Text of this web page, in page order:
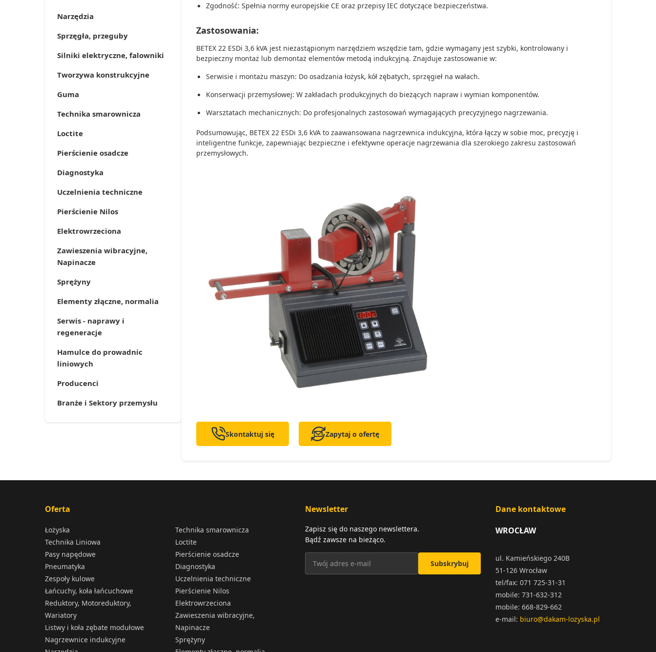
Narzędzia
Sprzęgła, przeguby
Silniki elektryczne, falowniki
Tworzywa konstrukcyjne
Guma
Technika smarownicza
Loctite
Pierścienie osadcze
Diagnostyka
Uczelnienia techniczne
Pierścienie Nilos
Elektrowrzeciona
Zawieszenia wibracyjne,
Napinacze
Sprężyny
Elementy złączne, normalia
Serwis - naprawy i
regeneracje
Hamulce do prowadnic
liniowych
Producenci
Branże i Sektory przemysłu
Zgodność: Spełnia normy europejskie CE oraz przepisy IEC dotyczące bezpieczeństwa.
Zastosowania:
BETEX 22 ESDi 3,6 kVA jest niezastąpionym narzędziem wszędzie tam, gdzie wymagany jest szybki, kontrolowany i
bezpieczny montaż lub demontaż elementów metodą indukcyjną. Znajduje zastosowanie w:
Serwisie i montażu maszyn: Do osadzania łożysk, kół zębatych, sprzęgieł na wałach.
Konserwacji przemysłowej: W zakładach produkcyjnych do bieżących napraw i wymian komponentów.
Warsztatach mechanicznych: Do profesjonalnych zastosowań wymagających precyzyjnego nagrzewania.
Podsumowując, BETEX 22 ESDi 3,6 kVA to zaawansowana nagrzewnica indukcyjna, która łączy w sobie moc, precyzję i
inteligentne funkcje, zapewniając bezpieczne i efektywne operacje nagrzewania dla szerokiego zakresu zastosowań
przemysłowych.
Skontaktuj się Zapytaj o ofertę
Oferta
Łożyska
Technika Liniowa
Pasy napędowe
Pneumatyka
Zespoły kulowe
Łańcuchy, koła łańcuchowe
Reduktory, Motoreduktory,
Wariatory
Listwy i koła zębate modułowe
Nagrzewnice indukcyjne
Technika smarownicza
Loctite
Pierścienie osadcze
Diagnostyka
Uczelnienia techniczne
Pierścienie Nilos
Elektrowrzeciona
Zawieszenia wibracyjne,
Napinacze
Sprężyny
Newsletter
Zapisz się do naszego newslettera.
Bądź zawsze na bieżąco.
Subskrybuj
Dane kontaktowe
WROCŁAW
ul. Kamieńskiego 240B
51-126 Wrocław
tel/fax: 071 725-31-31
mobile: 731-632-312
mobile: 668-829-662
e-mail: biuro@dakam-lozyska.pl